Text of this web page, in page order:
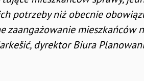
potrzeby niż obecnie
zaangażowanie mieszkańców
dyrektor Biura